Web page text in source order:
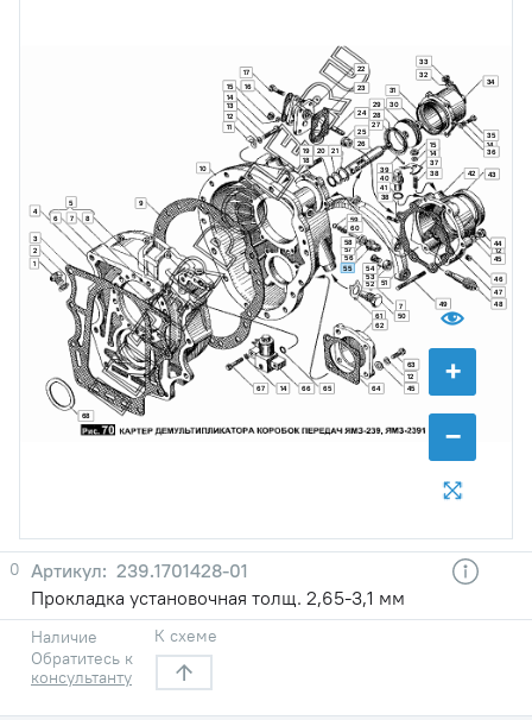
+
−
1
2
3
4
5
6 7
7
8
9
10
11
12
12
12
13
14
14
14
14
15
15
16
17
18
19 20 21
22
23
24
25
26
27
28
29 30
31
32
33
34
35
36
37
38
38
39
40
41
42 43
44
45
45
46
47
48
49
50
51
52
53
54
55
56
57
58
59
60
61
62
63
64
65
66
67
68
0
239.1701428-01
Прокладка установочная толщ. 2,65-3,1 мм
Наличие
Обратитесь к
консультанту
К схеме